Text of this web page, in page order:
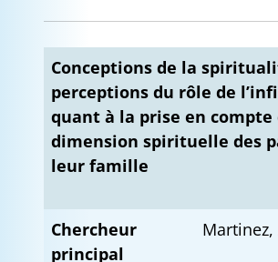
Conceptions de la
perceptions du rôle de
quant à la prise en compte
dimension spirituelle des
leur famille
Chercheur
principal
Martinez,